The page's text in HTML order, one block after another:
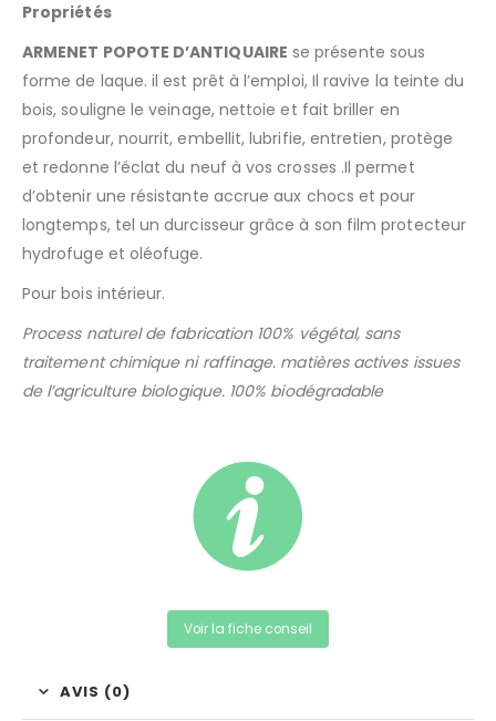
Propriétés
ARMENET POPOTE D’ANTIQUAIRE se présente sous
forme de laque. il est prêt à l’emploi, Il ravive la teinte du
bois, souligne le veinage, nettoie et fait briller en
profondeur, nourrit, embellit, lubrifie, entretien, protège
et redonne l’éclat du neuf à vos crosses .Il permet
d’obtenir une résistante accrue aux chocs et pour
longtemps, tel un durcisseur grâce à son film protecteur
hydrofuge et oléofuge.
Pour bois intérieur.
Process naturel de fabrication 100% végétal, sans
traitement chimique ni raffinage. matières actives issues
de l’agriculture biologique. 100% biodégradable
Voir la fiche conseil
AVIS (0)